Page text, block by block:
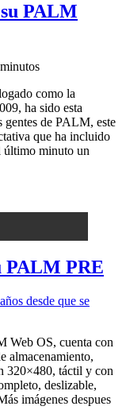
PALM
como la
ha sido esta
gentes de PALM, este
que ha incluido
último minuto un
PALM PRE
desde que se
Web OS, cuenta con
almacenamiento,
320×480, táctil y con
deslizable,
imágenes despues